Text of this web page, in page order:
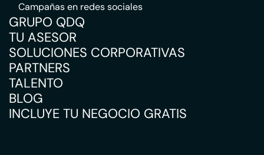
Campañas en redes sociales
GRUPO QDQ
TU ASESOR
SOLUCIONES CORPORATIVAS
PARTNERS
TALENTO
BLOG
INCLUYE TU NEGOCIO GRATIS